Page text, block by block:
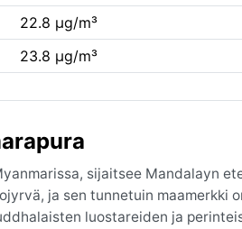
22.8 µg/m³
23.8 µg/m³
sijaitsee Mandalayn
ja sen tunnetuin maamerkki
luostareiden ja